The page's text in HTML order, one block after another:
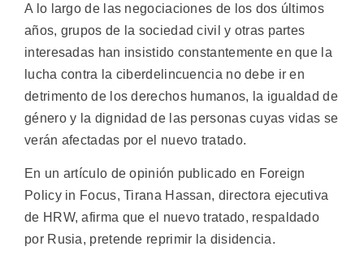
A lo largo de las negociaciones de los dos últimos
años, grupos de la sociedad civil y otras partes
interesadas han insistido constantemente en que la
lucha contra la ciberdelincuencia no debe ir en
detrimento de los derechos humanos, la igualdad de
género y la dignidad de las personas cuyas vidas se
verán afectadas por el nuevo tratado.
En un artículo de opinión publicado en Foreign
Policy in Focus, Tirana Hassan, directora ejecutiva
de HRW, afirma que el nuevo tratado, respaldado
por Rusia, pretende reprimir la disidencia.